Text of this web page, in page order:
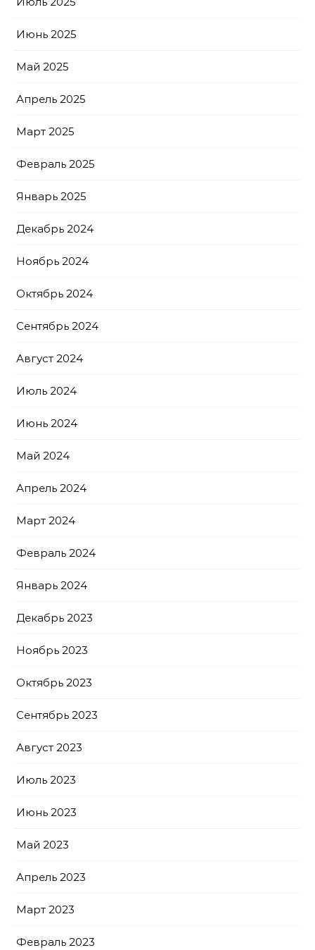
Июнь 2025
Май 2025
Апрель 2025
Март 2025
Февраль 2025
Январь 2025
Декабрь 2024
Ноябрь 2024
Октябрь 2024
Сентябрь 2024
Август 2024
Июль 2024
Июнь 2024
Май 2024
Апрель 2024
Март 2024
Февраль 2024
Январь 2024
Декабрь 2023
Ноябрь 2023
Октябрь 2023
Сентябрь 2023
Август 2023
Июль 2023
Июнь 2023
Май 2023
Апрель 2023
Март 2023
Февраль 2023